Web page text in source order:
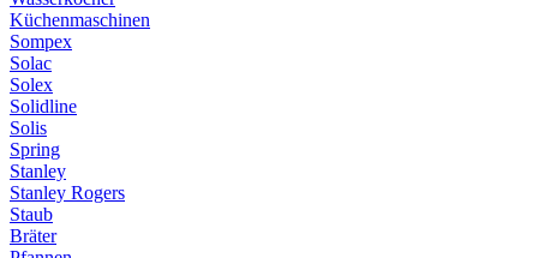
Küchenmaschinen
Sompex
Solac
Solex
Solidline
Solis
Spring
Stanley
Stanley Rogers
Staub
Bräter